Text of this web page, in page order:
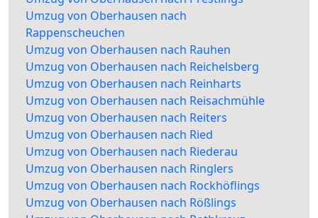
Umzug von Oberhausen nach
Rappenscheuchen
Umzug von Oberhausen nach Rauhen
Umzug von Oberhausen nach Reichelsberg
Umzug von Oberhausen nach Reinharts
Umzug von Oberhausen nach Reisachmühle
Umzug von Oberhausen nach Reiters
Umzug von Oberhausen nach Ried
Umzug von Oberhausen nach Riederau
Umzug von Oberhausen nach Ringlers
Umzug von Oberhausen nach Rockhöflings
Umzug von Oberhausen nach Rößlings